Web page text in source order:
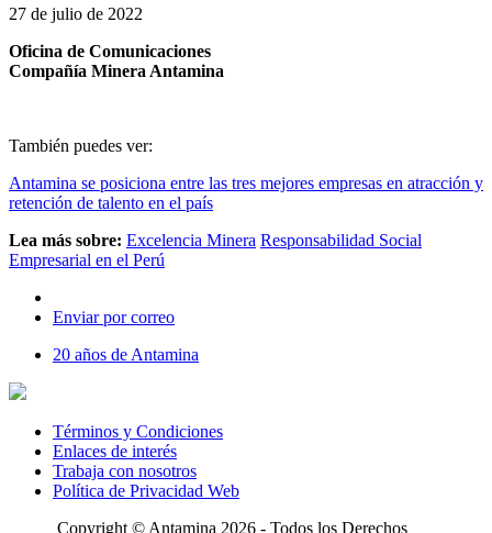
27 de julio de 2022
Oficina de Comunicaciones
Compañía Minera Antamina
También puedes ver:
Antamina se posiciona entre las tres mejores empresas en atracción y
retención de talento en el país
Lea más sobre: Excelencia Minera Responsabilidad Social
Empresarial en el Perú
Enviar por correo
20 años de Antamina
Términos y Condiciones
Enlaces de interés
Trabaja con nosotros
Política de Privacidad Web
Copyright © Antamina 2026 - Todos los Derechos